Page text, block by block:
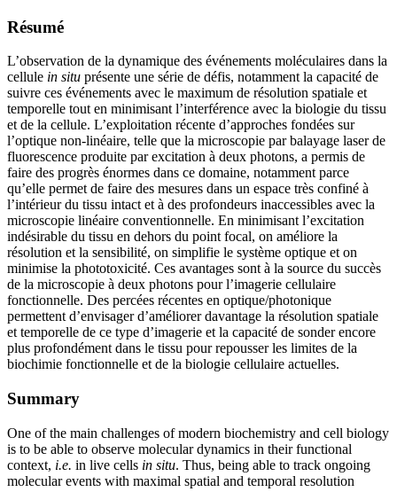
Résumé
L’observation de la dynamique des événements moléculaires dans la
cellule in situ présente une série de défis, notamment la capacité de
suivre ces événements avec le maximum de résolution spatiale et
temporelle tout en minimisant l’interférence avec la biologie du tissu
et de la cellule. L’exploitation récente d’approches fondées sur
l’optique non-linéaire, telle que la microscopie par balayage laser de
fluorescence produite par excitation à deux photons, a permis de
faire des progrès énormes dans ce domaine, notamment parce
qu’elle permet de faire des mesures dans un espace très confiné à
l’intérieur du tissu intact et à des profondeurs inaccessibles avec la
microscopie linéaire conventionnelle. En minimisant l’excitation
indésirable du tissu en dehors du point focal, on améliore la
résolution et la sensibilité, on simplifie le système optique et on
minimise la phototoxicité. Ces avantages sont à la source du succès
de la microscopie à deux photons pour l’imagerie cellulaire
fonctionnelle. Des percées récentes en optique/photonique
permettent d’envisager d’améliorer davantage la résolution spatiale
et temporelle de ce type d’imagerie et la capacité de sonder encore
plus profondément dans le tissu pour repousser les limites de la
biochimie fonctionnelle et de la biologie cellulaire actuelles.
Summary
One of the main challenges of modern biochemistry and cell biology
is to be able to observe molecular dynamics in their functional
context, i.e. in live cells in situ. Thus, being able to track ongoing
molecular events with maximal spatial and temporal resolution